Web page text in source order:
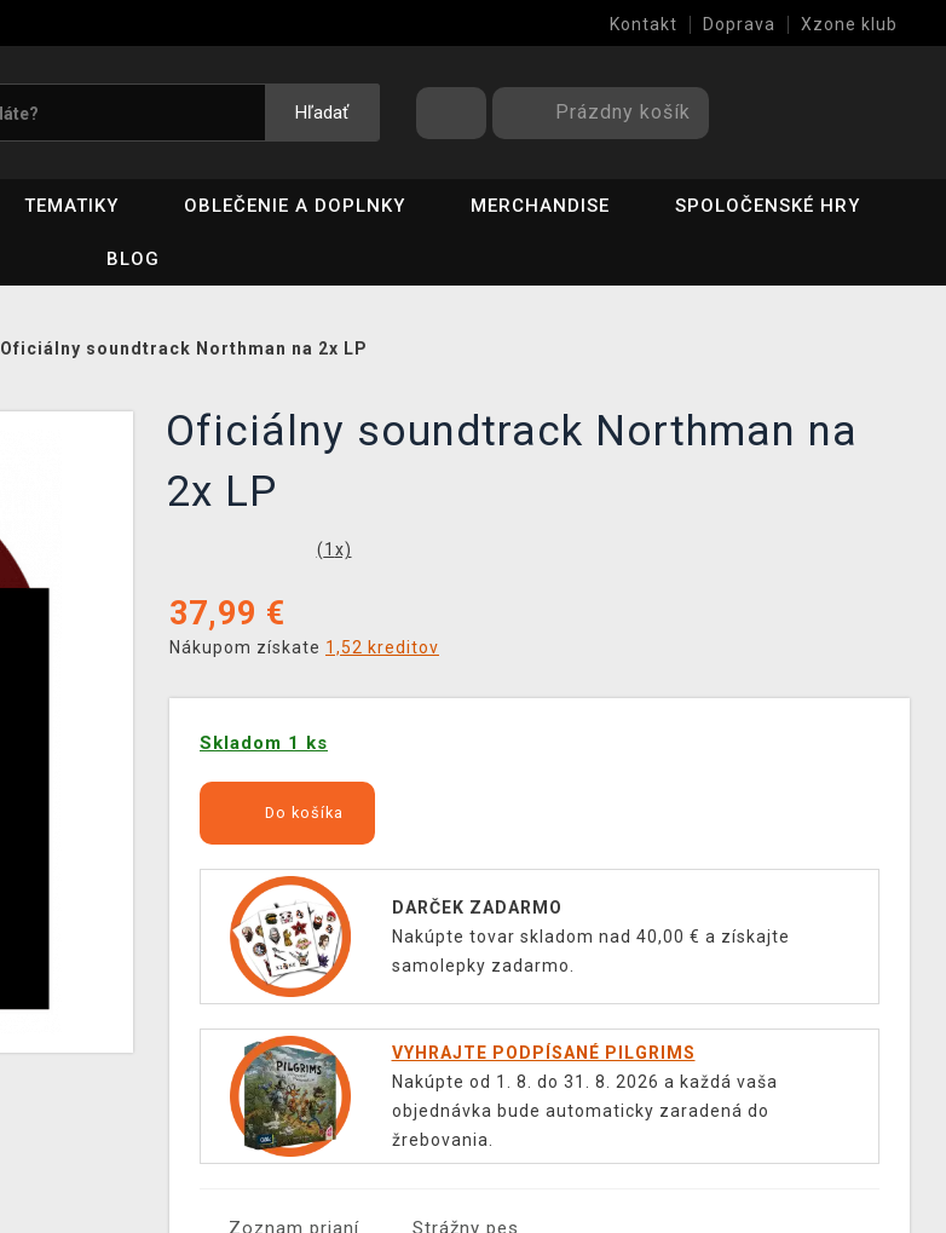
Kontakt Doprava Xzone klub
Hľadať Prázdny košík
TEMATIKY OBLEČENIE A DOPLNKY MERCHANDISE SPOLOČENSKÉ HRY
BLOG
Oficiálny soundtrack Northman na 2x LP
Oficiálny soundtrack Northman na
2x LP
(1 x)
37,99 €
Nákupom získate 1,52 kreditov
Skladom 1 ks
Do košíka
DARČEK ZADARMO
Nakúpte tovar skladom nad 40,00 € a získajte
samolepky zadarmo.
VYHRAJTE PODPÍSANÉ PILGRIMS
Nakúpte od 1. 8. do 31. 8. 2026 a každá vaša
objednávka bude automaticky zaradená do
žrebovania.
Zoznam prianí Strážny pes